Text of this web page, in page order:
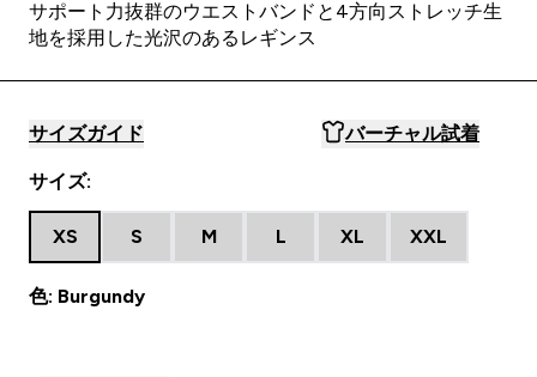
サポート力抜群のウエストバンドと4方向ストレッチ生
地を採用した光沢のあるレギンス
サイズガイド バーチャル試着
サイズ:
XS S M L XL XXL
色: Burgundy